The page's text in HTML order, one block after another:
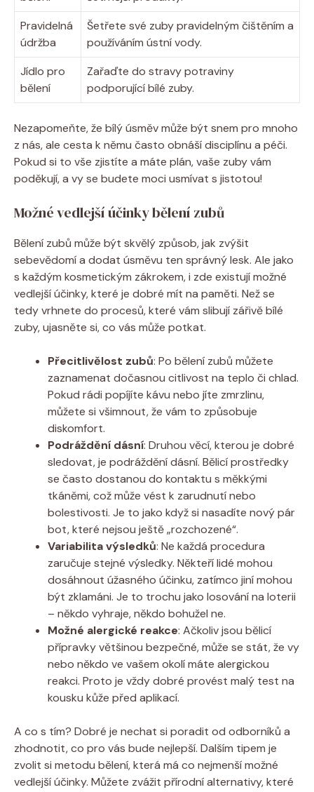
Pravidelná
údržba
Šetřete své zuby pravidelným čištěním a
používáním ústní vody.
Jídlo pro‌
bělení
Zařaďte⁤ do stravy potraviny
podporující bílé ⁢zuby.
Nezapomeňte, že bílý úsměv může být snem pro mnoho⁣
z nás, ale cesta k⁤ němu⁢ často obnáší disciplínu a ​péči.
Pokud ​si to vše ‌zjistíte a máte plán, vaše​ zuby vám
poděkují, a vy se budete moci usmívat‍ s jistotou!
Možné vedlejší účinky bělení ‌zubů
Bělení zubů může být skvělý způsob, jak zvýšit
sebevědomí a dodat úsměvu ten správný lesk.‍ Ale jako
s⁢ každým kosmetickým zákrokem, i zde existují možné
vedlejší účinky, které je⁣ dobré ‍mít ⁤na paměti. Než se
tedy ⁢vrhnete ⁣do procesů,⁢ které vám⁣ slibují zářivě bílé
zuby, ujasněte si, co vás ‍může potkat.
Přecitlivělost zubů:⁣ Po​ bělení zubů můžete
zaznamenat dočasnou⁤ citlivost na teplo či chlad.
Pokud rádi ⁤popíjíte kávu nebo ⁢jíte‍ zmrzlinu,
můžete si všimnout, že vám to⁣ způsobuje
‍diskomfort.
Podráždění dásní:⁤ Druhou věcí, kterou je dobré
sledovat, je podráždění dásní. Bělicí prostředky
‍se často dostanou do kontaktu s měkkými⁤
tkáněmi, což může vést k zarudnutí nebo‍
bolestivosti. ⁣Je‌ to jako když si nasadíte nový‍ pár
bot, které nejsou ještě „rozchozené“.
Variabilita výsledků: ⁤Ne ‌každá procedura
zaručuje stejné výsledky. Někteří lidé mohou
dosáhnout‍ úžasného ​účinku, zatímco jiní mohou
být zklamáni. ⁢Je to trochu jako ​losování na loterii
– někdo vyhraje, někdo bohužel ne.
Možné alergické reakce: Ačkoliv jsou bělicí⁣
přípravky ⁢většinou bezpečné, může‍ se stát, ⁤že vy
nebo‍ někdo⁢ ve vašem okolí‌ máte alergickou‍
reakci. Proto je vždy dobré ⁤provést⁣ malý test na
kousku⁢ kůže před aplikací.
A co s tím? Dobré ⁢je nechat si poradit od‌ odborníků a
zhodnotit,‌ co⁣ pro vás bude ‍nejlepší. Dalším tipem ⁢je⁣
zvolit si metodu ⁤bělení,​ která ‍má co nejmenší ‌možné
vedlejší účinky. Můžete zvážit​ přírodní alternativy, které